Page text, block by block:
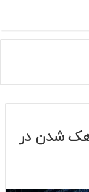
هک شدن در